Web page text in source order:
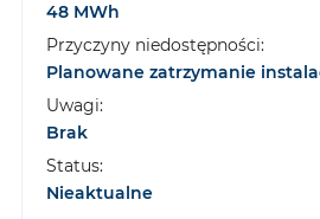
48 MWh
Przyczyny niedostępności:
Planowane zatrzymanie
Uwagi:
Brak
Status:
Nieaktualne